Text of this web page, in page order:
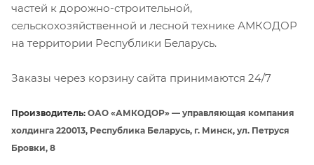
частей к дорожно-строительной,
сельскохозяйственной и лесной технике АМКОДОР
на территории Республики Беларусь.
Заказы через корзину сайта принимаются 24/7
Производитель: ОАО «АМКОДОР» — управляющая компания
холдинга 220013, Республика Беларусь, г. Минск, ул. Петруся
Бровки, 8